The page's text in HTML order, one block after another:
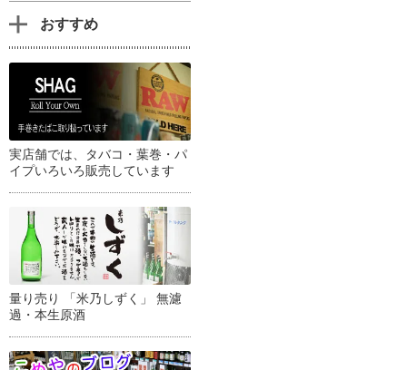
おすすめ
実店舗では、タバコ・葉巻・パ
イプいろいろ販売しています
量り売り 「米乃しずく」 無濾
過・本生原酒